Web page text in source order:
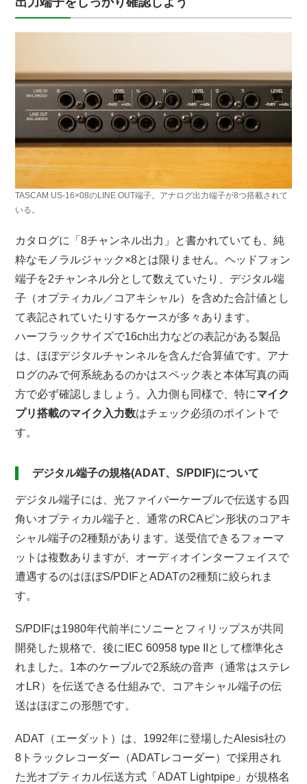
TASCAM US-16×08のLINE OUT端子。アナログ出力端子が8つ搭載されて
いる。
カタログに「8チャンネル出力」と書かれていても、純
粋なモノラルジャック×8とは限りません。ヘッドフォン
端子を2チャンネル分として数えていたり、デジタル端
子（オプティカル／コアキシャル）を含めた合計値とし
て表記されていたりするケースが多々あります。
ハーフラックサイズで16ch出力などの表記がある製品
は、ほぼデジタルチャンネルを含んだ合算値です。アナ
ログのみで何系統あるのかはスペック表と本体写真の両
方で必ず確認しましょう。入力側も同様で、特にマイク
プリ搭載のマイク入力数はチェック必須のポイントで
す。
デジタル端子の規格(ADAT、S/PDIF)について
デジタル端子には、光ファイバーケーブルで伝送する四
角いオプティカル端子と、通常のRCAピン形状のコアキ
シャル端子の2種類があります。送受信できるフォーマ
ットは複数ありますが、オーディオインターフェイスで
遭遇するのはほぼS/PDIFとADATの2種類に絞られま
す。
S/PDIFは1980年代前半にソニーとフィリップスが共同
開発した規格で、後にIEC 60958 type IIとして標準化さ
れました。1本のケーブルで2系統の音声（通常はステレ
オLR）を伝送できる仕組みで、コアキシャル端子の伝
送はほぼこの形態です。
ADAT（エーダット）は、1992年に登場したAlesis社の
8トラックレコーダー（ADATレコーダー）で採用され
た光オプティカル伝送方式「ADAT Lightpipe」が規格名